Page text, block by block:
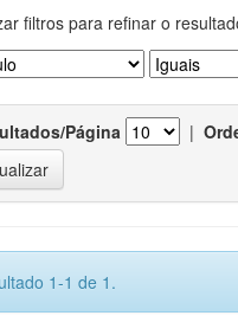
filtros para refinar o
Página |
1-1 de 1.